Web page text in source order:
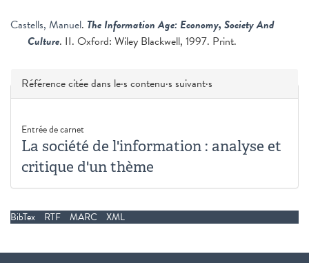
Castells, Manuel. The Information Age: Economy, Society And
Culture. II. Oxford: Wiley Blackwell, 1997. Print.
Masquer
Référence citée dans le·s contenu·s suivant·s
Entrée de carnet
La société de l'information : analyse et
critique d'un thème
BibTex RTF MARC XML